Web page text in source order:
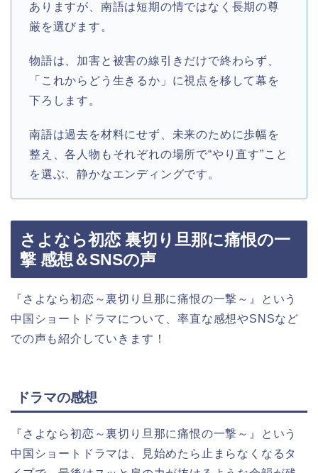
ありますが、南語は短期の情ではなく長期の尊
厳を選びます。
物語は、加害と被害の線引きだけで終わらず、
「これからどう生きるか」に視点を移して幕を
下ろします。
南語は過去を材料にせず、未来のために歩幅を
整え、各人物もそれぞれの場所で“やり直す”こと
を選ぶ、静かなエンディングです。
さよなら初恋 裏切り旦那に痛恨の一
撃 感想＆SNSの声
『さよなら初恋～裏切り旦那に痛恨の一撃～』という
中国ショートドラマについて、率直な感想やSNSなど
での声も紹介していきます！
ドラマの感想
『さよなら初恋～裏切り旦那に痛恨の一撃～』という
中国ショートドラマは、見始めたら止まらなくなるタ